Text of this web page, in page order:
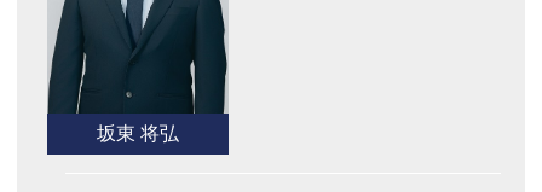
坂東 将弘